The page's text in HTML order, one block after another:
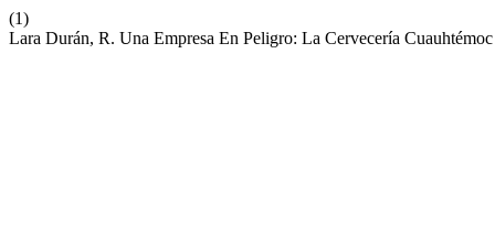
(1)
Lara Durán, R. Una Empresa En Peligro: La Cervecería